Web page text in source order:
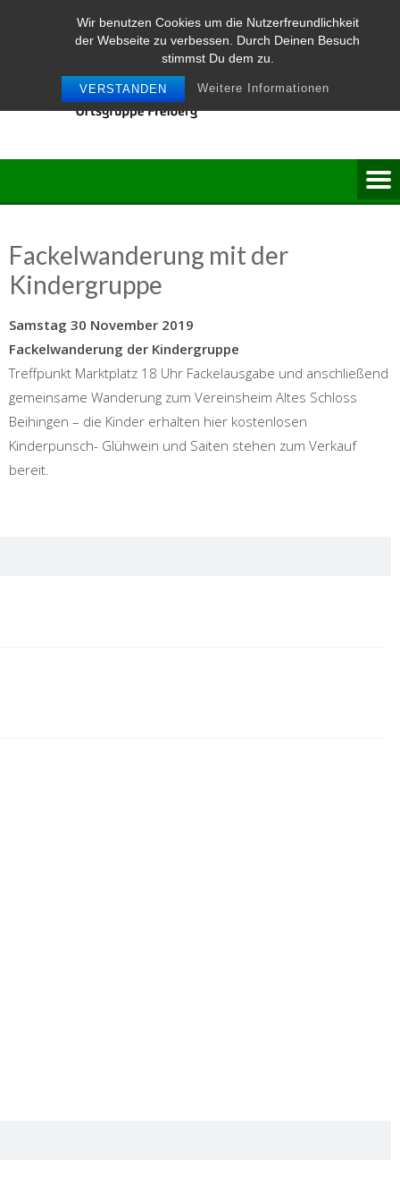
Wir benutzen Cookies um die Nutzerfreundlichkeit
der Webseite zu verbessen. Durch Deinen Besuch
stimmst Du dem zu.
VERSTANDEN Weitere Informationen
Fackelwanderung mit der
Kindergruppe
Samstag 30 November 2019
Fackelwanderung der Kindergruppe
Treffpunkt Marktplatz 18 Uhr Fackelausgabe und anschließend
gemeinsame Wanderung zum Vereinsheim Altes Schloss
Beihingen – die Kinder erhalten hier kostenlosen
Kinderpunsch- Glühwein und Saiten stehen zum Verkauf
bereit.